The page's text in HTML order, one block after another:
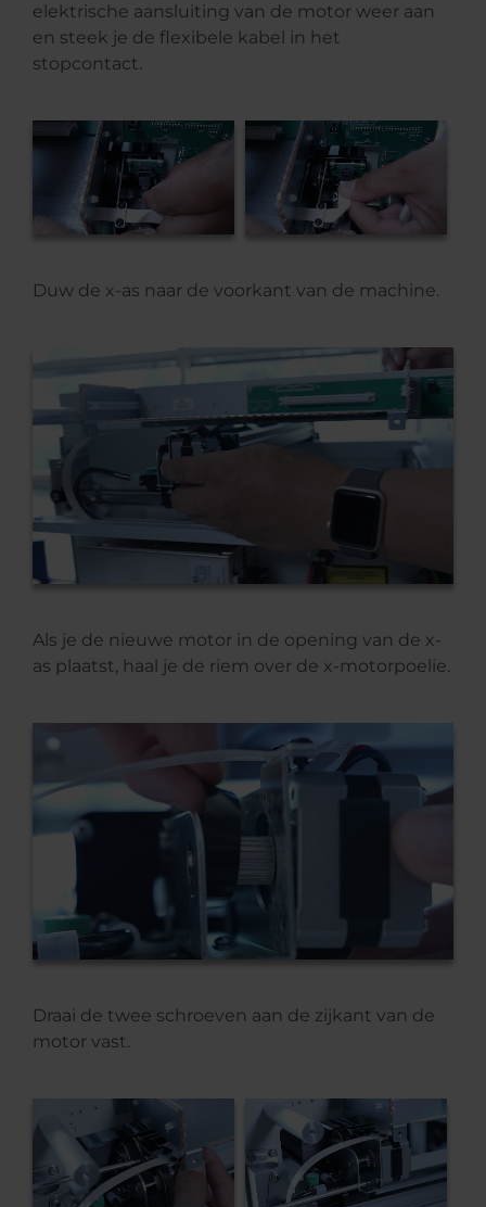
elektrische aansluiting van de motor weer aan
en steek je de flexibele kabel in het
stopcontact.
Duw de x-as naar de voorkant van de machine.
Als je de nieuwe motor in de opening van de x-
as plaatst, haal je de riem over de x-motorpoelie.
Draai de twee schroeven aan de zijkant van de
motor vast.